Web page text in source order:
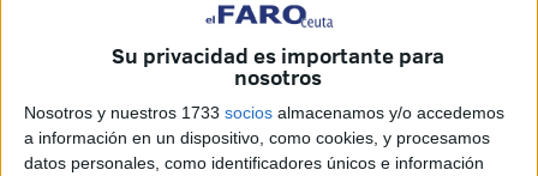
Su privacidad es importante para
nosotros
Nosotros y nuestros 1733 socios almacenamos y/o accedemos
a información en un dispositivo, como cookies, y procesamos
datos personales, como identificadores únicos e información
Esta indefensión y lentitud en el paso agrava la
vulnerabilidad de los ceutíes frente a otros viajeros
internacionales, haciendo que los residentes sean los
grandes perdedores en las dinámicas fronterizas.